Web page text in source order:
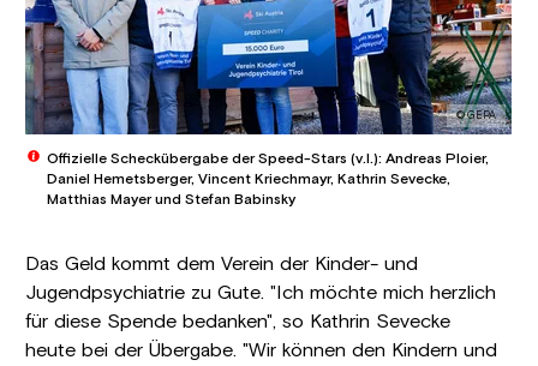
© GEPA
Offizielle Scheckübergabe der Speed-Stars (v.l.): Andreas Ploier,
Daniel Hemetsberger, Vincent Kriechmayr, Kathrin Sevecke,
Matthias Mayer und Stefan Babinsky
Das Geld kommt dem Verein der Kinder- und
Jugendpsychiatrie zu Gute. "Ich möchte mich herzlich
für diese Spende bedanken", so Kathrin Sevecke
heute bei der Übergabe. "Wir können den Kindern und